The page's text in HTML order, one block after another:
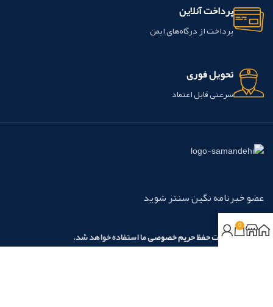
پرداخت آنلاین
پرداخت از درگاه‌های ایمن
تحویل فوری
سرعتی قابل اعتماد
عضو خبرنامه نگین سنتر شوید
مطابق باسیاست حفظ حریم خصوصیما استفاده خواهد شد.
0